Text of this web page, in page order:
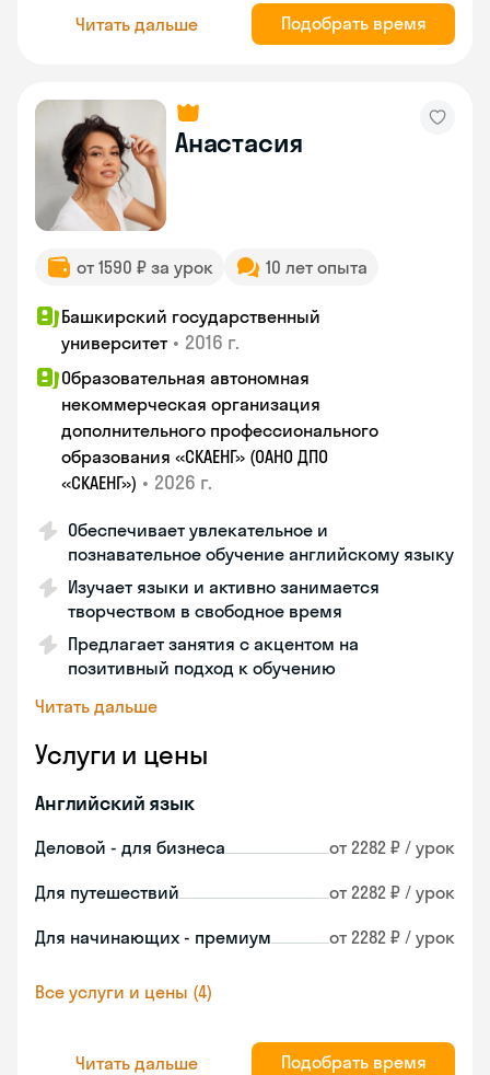
Читать дальше Подобрать время
Анастасия
от 1590 ₽ за урок 10 лет опыта
Башкирский государственный
университет • 2016 г.
Образовательная автономная
некоммерческая организация
дополнительного профессионального
образования «СКАЕНГ» (ОАНО ДПО
«СКАЕНГ») • 2026 г.
Обеспечивает увлекательное и
познавательное обучение английскому языку
Изучает языки и активно занимается
творчеством в свободное время
Предлагает занятия с акцентом на
позитивный подход к обучению
Читать дальше
Услуги и цены
Английский язык
Деловой - для бизнеса от 2282 ₽ / урок
Для путешествий от 2282 ₽ / урок
Для начинающих - премиум от 2282 ₽ / урок
Все услуги и цены (4)
Читать дальше Подобрать время